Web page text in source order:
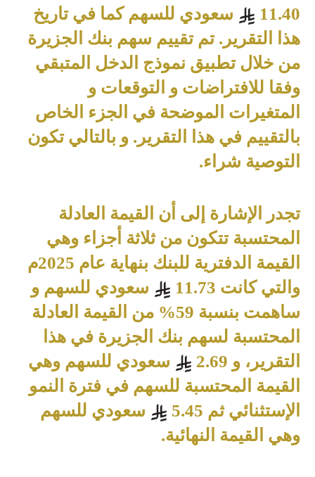
11.40
سعودي للسهم كما في تاريخ
هذا التقرير. تم تقييم سهم بنك الجزيرة
من خلال تطبيق نموذج الدخل المتبقي
وفقا للافتراضات و التوقعات و
المتغيرات الموضحة في الجزء الخاص
بالتقييم في هذا التقرير. و بالتالي تكون
التوصية شراء.
تجدر الإشارة إلى أن القيمة العادلة
المحتسبة تتكون من ثلاثة أجزاء وهي
القيمة الدفترية للبنك بنهاية عام 2025م
والتي كانت 11.73
سعودي للسهم و
ساهمت بنسبة 59% من القيمة العادلة
المحتسبة لسهم بنك الجزيرة في هذا
التقرير، و 2.69
سعودي للسهم وهي
القيمة المحتسبة للسهم في فترة النمو
الإستثنائي ثم 5.45
سعودي للسهم
وهي القيمة النهائية.